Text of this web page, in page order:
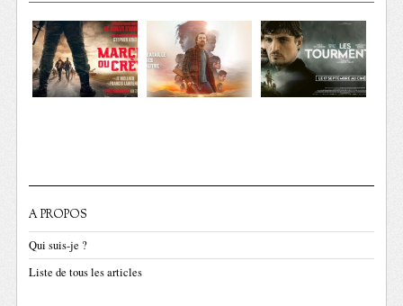
A PROPOS
Qui suis-je ?
Liste de tous les articles